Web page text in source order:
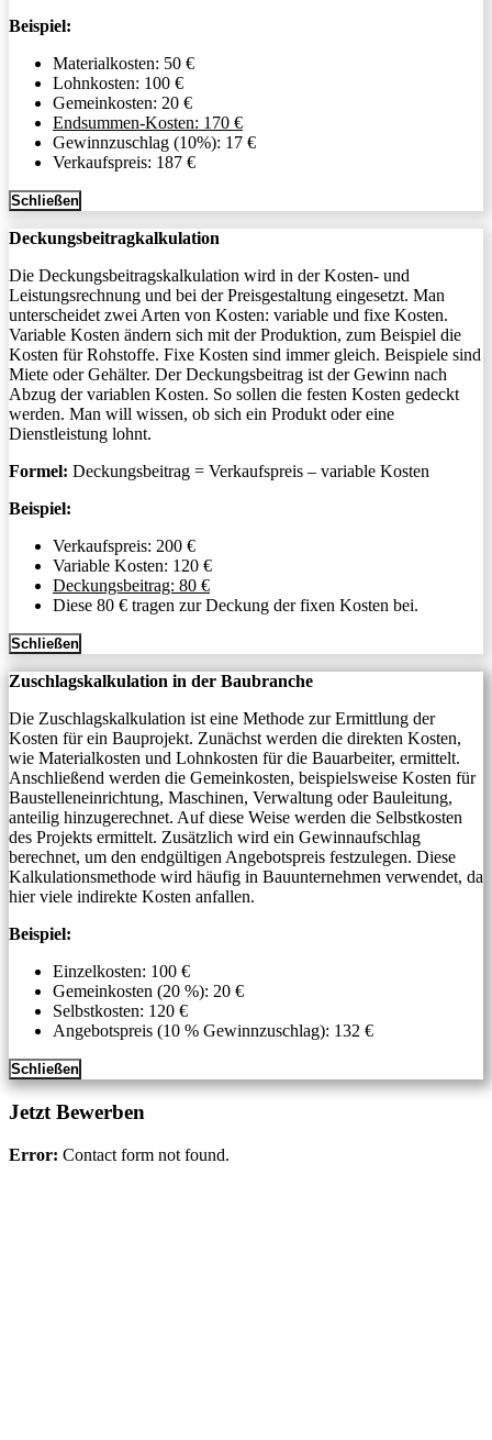
Beispiel:
Materialkosten: 50 €
Lohnkosten: 100 €
Gemeinkosten: 20 €
Endsummen-Kosten: 170 €
Gewinnzuschlag (10%): 17 €
Verkaufspreis: 187 €
Schließen
Deckungsbeitragkalkulation
Die Deckungsbeitragskalkulation wird in der Kosten- und
Leistungsrechnung und bei der Preisgestaltung eingesetzt. Man
unterscheidet zwei Arten von Kosten: variable und fixe Kosten.
Variable Kosten ändern sich mit der Produktion, zum Beispiel die
Kosten für Rohstoffe. Fixe Kosten sind immer gleich. Beispiele sind
Miete oder Gehälter. Der Deckungsbeitrag ist der Gewinn nach
Abzug der variablen Kosten. So sollen die festen Kosten gedeckt
werden. Man will wissen, ob sich ein Produkt oder eine
Dienstleistung lohnt.
Formel: Deckungsbeitrag = Verkaufspreis – variable Kosten
Beispiel:
Verkaufspreis: 200 €
Variable Kosten: 120 €
Deckungsbeitrag: 80 €
Diese 80 € tragen zur Deckung der fixen Kosten bei.
Schließen
Zuschlagskalkulation in der Baubranche
Die Zuschlagskalkulation ist eine Methode zur Ermittlung der
Kosten für ein Bauprojekt. Zunächst werden die direkten Kosten,
wie Materialkosten und Lohnkosten für die Bauarbeiter, ermittelt.
Anschließend werden die Gemeinkosten, beispielsweise Kosten für
Baustelleneinrichtung, Maschinen, Verwaltung oder Bauleitung,
anteilig hinzugerechnet. Auf diese Weise werden die Selbstkosten
des Projekts ermittelt. Zusätzlich wird ein Gewinnaufschlag
berechnet, um den endgültigen Angebotspreis festzulegen. Diese
Kalkulationsmethode wird häufig in Bauunternehmen verwendet, da
hier viele indirekte Kosten anfallen.
Beispiel:
Einzelkosten: 100 €
Gemeinkosten (20 %): 20 €
Selbstkosten: 120 €
Angebotspreis (10 % Gewinnzuschlag): 132 €
Schließen
Jetzt Bewerben
Error: Contact form not found.